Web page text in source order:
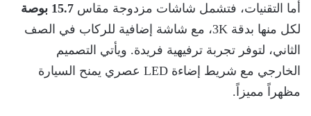
أما التقنيات، فتشمل شاشات مزدوجة مقاس 15.7 بوصة
لكل منها بدقة 3K، مع شاشة إضافية للركاب في الصف
الثاني، لتوفر تجربة ترفيهية فريدة. ويأتي التصميم
الخارجي مع شريط إضاءة LED عصري يمنح السيارة
مظهراً مميزاً.